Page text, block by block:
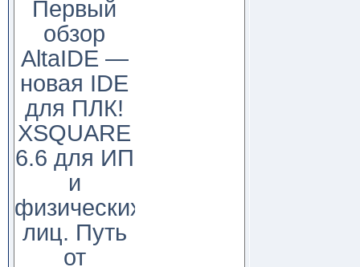
Первый
обзор
AltaIDE —
новая IDE
для ПЛК!
XSQUARE
6.6 для ИП
и
физических
лиц. Путь
от